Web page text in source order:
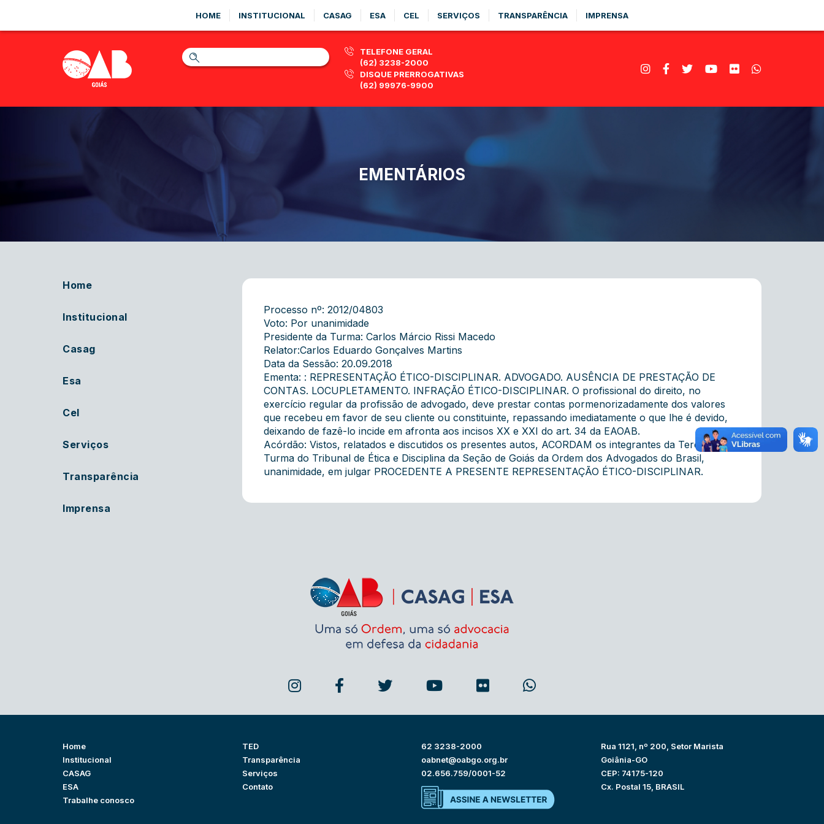
HOME INSTITUCIONAL CASAG ESA CEL SERVIÇOS TRANSPARÊNCIA IMPRENSA
TELEFONE GERAL
(62) 3238-2000
DISQUE PRERROGATIVAS
(62) 99976-9900
EMENTÁRIOS
Home
Institucional
Casag
Esa
Cel
Serviços
Transparência
Imprensa
Processo nº: 2012/04803
Voto: Por unanimidade
Presidente da Turma: Carlos Márcio Rissi Macedo
Relator:Carlos Eduardo Gonçalves Martins
Data da Sessão: 20.09.2018
Ementa: : REPRESENTAÇÃO ÉTICO-DISCIPLINAR. ADVOGADO. AUSÊNCIA DE PRESTAÇÃO DE
CONTAS. LOCUPLETAMENTO. INFRAÇÃO ÉTICO-DISCIPLINAR. O profissional do direito, no
exercício regular da profissão de advogado, deve prestar contas pormenorizadamente dos valores
que recebeu em favor de seu cliente ou constituinte, repassando imediatamente o que lhe é devido,
deixando de fazê-lo incide em afronta aos incisos XX e XXI do art. 34 da EAOAB.
Acórdão: Vistos, relatados e discutidos os presentes autos, ACORDAM os integrantes da Terceira
Turma do Tribunal de Ética e Disciplina da Seção de Goiás da Ordem dos Advogados do Brasil,
unanimidade, em julgar PROCEDENTE A PRESENTE REPRESENTAÇÃO ÉTICO-DISCIPLINAR.
Home
Institucional
CASAG
ESA
Trabalhe conosco
TED
Transparência
Serviços
Contato
62 3238-2000
oabnet@oabgo.org.br
02.656.759/0001-52
Rua 1121, nº 200, Setor Marista
Goiânia-GO
CEP: 74175-120
Cx. Postal 15, BRASIL